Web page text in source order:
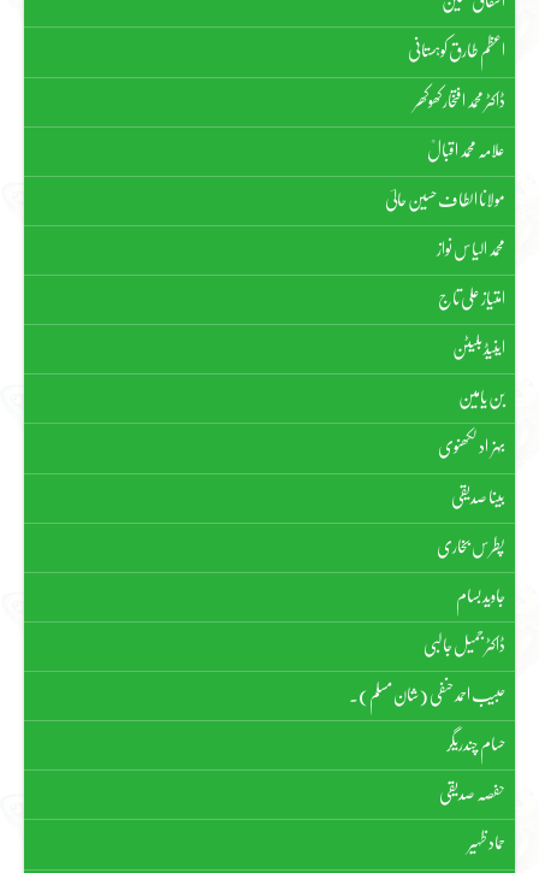
اعظم طارق کوہستانی
ڈاکٹر محمد افتخار کھوکھر
علامہ محمد اقبالؒ
مولانا الطاف حسین حالیؔ
محمد الیاس نواز
امتیاز علی تاج
اینیڈ بلیٹن
بن یامین
بہزاد لکھنوی
بینا صدیقی
پطرس بخاری
جاوید بسام
ڈاکٹر جمیل جالبی
حبیب احمد حنفی (شان مسلم)۔
حسام چندریگر
حفصہ صدیقی
حماد ظہیر